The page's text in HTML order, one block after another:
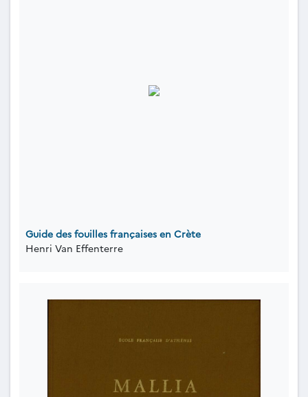
Guide des fouilles françaises en Crète
Henri Van Effenterre